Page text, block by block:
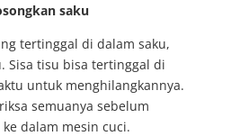
saku
tertinggal di dalam saku,
Sisa tisu bisa tertinggal di
untuk menghilangkannya.
semuanya sebelum
dalam mesin cuci.